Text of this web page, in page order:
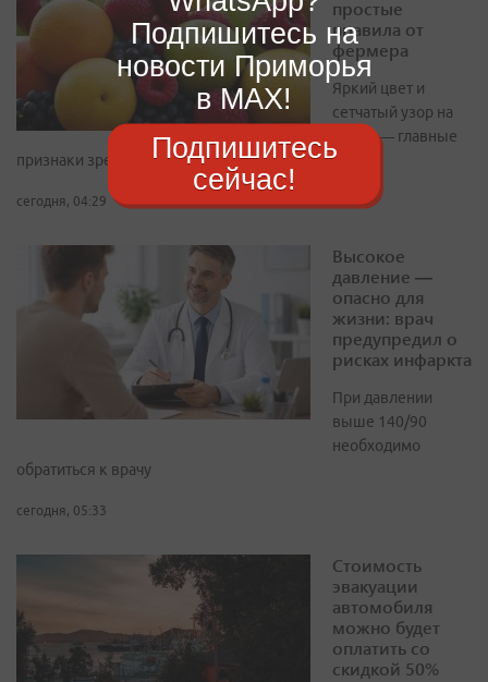
простые
правила от
фермера
Яркий цвет и
сетчатый узор на
корке — главные
признаки зрелости
сегодня, 04:29
Высокое
давление —
опасно для
жизни: врач
предупредил о
рисках инфаркта
При давлении
выше 140/90
необходимо
обратиться к врачу
сегодня, 05:33
Стоимость
эвакуации
автомобиля
можно будет
оплатить со
скидкой 50%
Подпишитесь на
новости Приморья
в MAX!
Подпишитесь
сейчас!